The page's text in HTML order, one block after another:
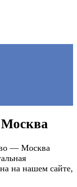
— Москва
на нашем сайте,